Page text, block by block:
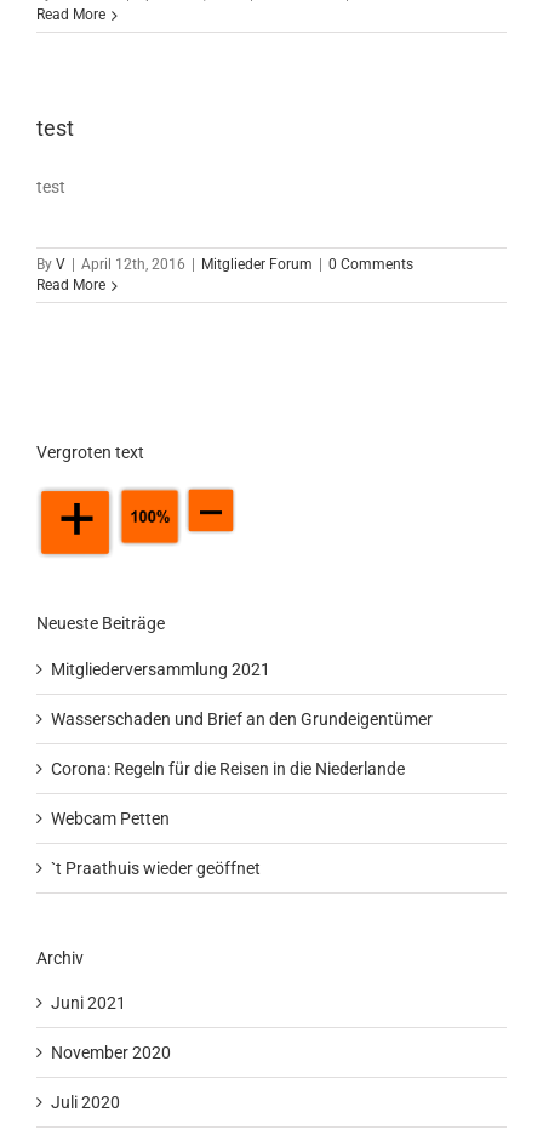
Read More
test
test
By V April 12th, 2016 Mitglieder Forum
0 Comments
Read More
Vergroten text
Neueste Beiträge
Mitgliederversammlung 2021
Wasserschaden und Brief an den Grundeigentümer
Corona: Regeln für die Reisen in die Niederlande
Webcam Petten
`t Praathuis wieder geöffnet
Archiv
Juni 2021
November 2020
Juli 2020